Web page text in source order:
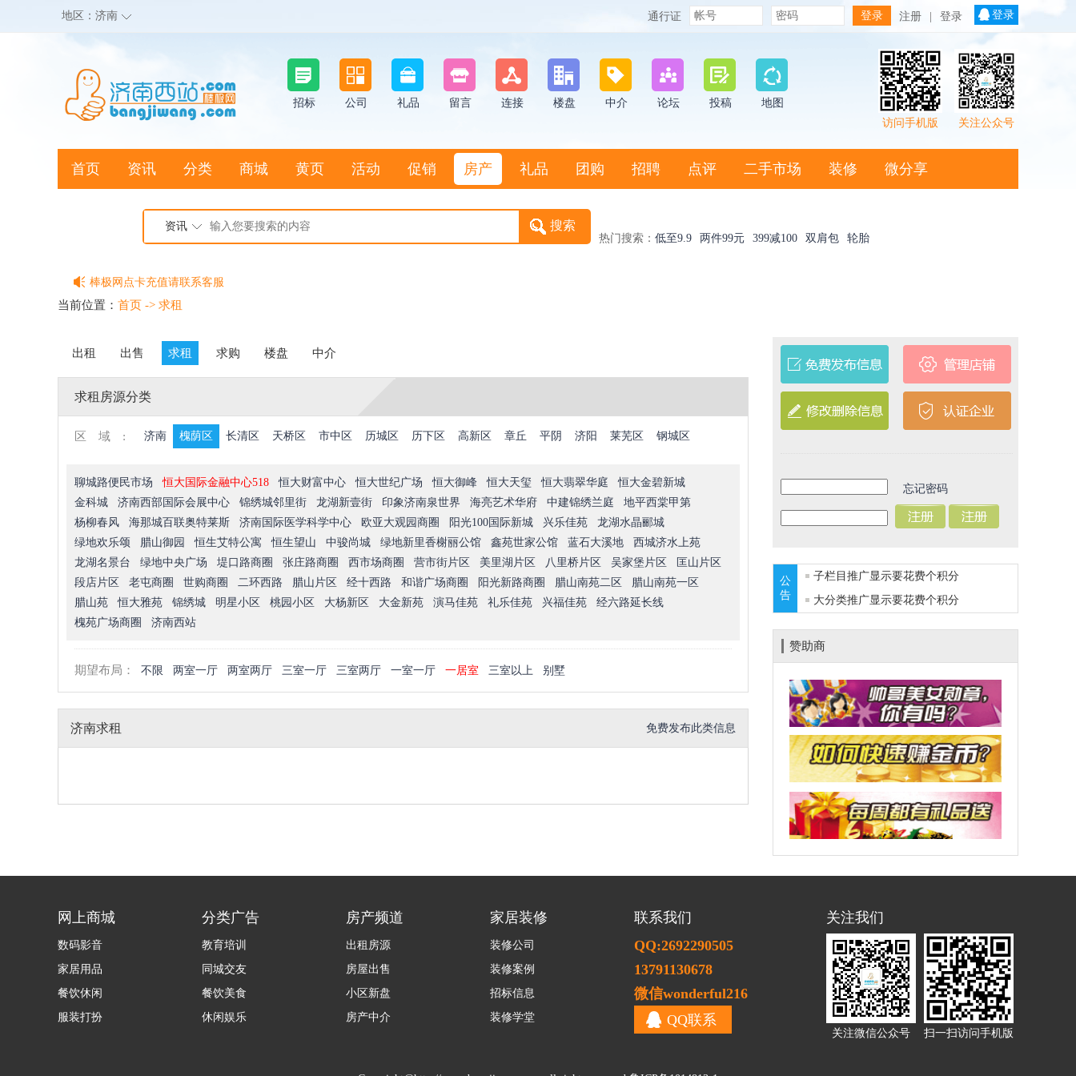
地区： 济南 通行证 注册 登录 登录
招标 公司 礼品 留言 连接 楼盘 中介 论坛 投稿
地图
关注公众号
访问手机版
首页 资讯 分类 商城 黄页 活动 促销 房产 礼品 团购 招聘 点评 二手市场 装修 微分享
资讯
热门搜索： 低至9.9 两件99元 399减100 双肩包 轮胎
棒极网点卡充值请联系客服
客服QQ:2692290505
当前位置： 首页 -> 求租
出租 出售 求租 求购 楼盘 中介
求租房源分类
区域: 济南 槐荫区 长清区 天桥区 市中区 历城区 历下区 高新区 章丘 平阴 济阳 莱芜区 钢城区
聊城路便民市场 恒大国际金融中心518 恒大财富中心 恒大世纪广场 恒大御峰 恒大天玺 恒大翡翠华庭
恒大金碧新城
金科城
济南西部国际会展中心 锦绣城邻里街 龙湖新壹街 印象济南泉世界 海亮艺术华府 中建锦绣兰庭
地平西棠甲第
杨柳春风
海那城百联奥特莱斯 济南国际医学科学中心 欧亚大观园商圈 阳光100国际新城 兴乐佳苑
龙湖水晶郦城
绿地欢乐颂
腊山御园 恒生艾特公寓 恒生望山 中骏尚城 绿地新里香榭丽公馆 鑫苑世家公馆 蓝石大溪地
西城济水上苑
龙湖名景台
绿地中央广场 堤口路商圈 张庄路商圈 西市场商圈 营市街片区 美里湖片区 八里桥片区 吴家堡片区
匡山片区
段店片区
老屯商圈 世购商圈 二环西路 腊山片区 经十西路 和谐广场商圈 阳光新路商圈 腊山南苑二区
腊山南苑一区
腊山苑
恒大雅苑 锦绣城 明星小区 桃园小区 大杨新区 大金新苑 演马佳苑 礼乐佳苑 兴福佳苑
经六路延长线
槐苑广场商圈
济南西站
期望布局： 不限 两室一厅 两室两厅 三室一厅 三室两厅 一室一厅 一居室 三室以上 别墅
济南求租 免费发布此类信息
忘记密码
公
告
子栏目推广显示要花费个积分
大分类推广显示要花费个积分
赞助商
网上商城
数码影音
家居用品
餐饮休闲
服装打扮
分类广告
教育培训
同城交友
餐饮美食
休闲娱乐
房产频道
出租房源
房屋出售
小区新盘
房产中介
家居装修
装修公司
装修案例
招标信息
装修学堂
联系我们
QQ:2692290505
13791130678
微信wonderful216
QQ联系
关注我们
关注微信公众号 扫一扫访问手机版